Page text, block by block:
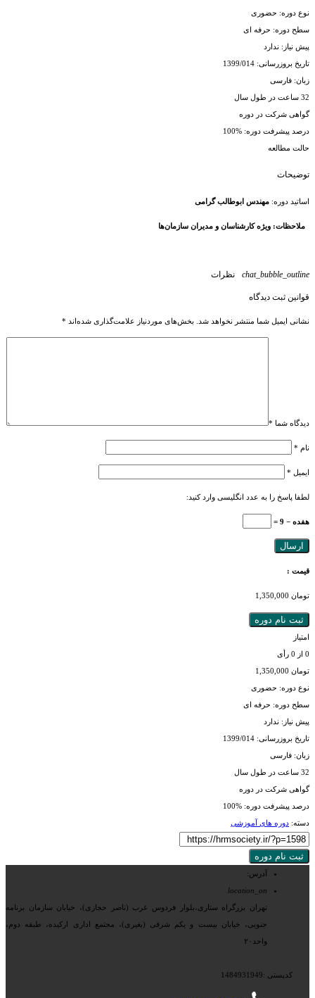
نوع دوره: حضوری
سطح دوره: حرفه ای
پیش نیاز: ندارد
تاریخ بروزرسانی: 1399/014
زبان: فارسی
32 ساعت در طول سال
گواهی شرکت در دوره
درصد پیشرفت دوره: %100
حالت مطالعه
توضیحات
اساتید دوره: مهندس ابوطالب گرامی
ملاحظات: ویژه کارشناسان و مدیران سازمان‌ها
chat_bubble_outline نظرات
قوانین ثبت دیدگاه
نشانی ایمیل شما منتشر نخواهد شد. بخش‌های موردنیاز علامت‌گذاری شده‌اند *
دیدگاه شما *
نام *
ایمیل *
لطفا پاسخ را به عدد انگلیسی وارد کنید:
هفده − 9 =
قیمت :
تومان
ثبت نام دوره
امتیاز
0 از 0 رأی
تومان
نوع دوره: حضوری
سطح دوره: حرفه ای
پیش نیاز: ندارد
تاریخ بروزرسانی: 1399/014
زبان: فارسی
32 ساعت در طول سال
گواهی شرکت در دوره
درصد پیشرفت دوره: %100
دسته: دوره های آموزشی
ثبت نام دوره
آدرس:
location_on
تهران بزرگراه ستاری،بلوار فردوس غرب (ناصر حجازی)، خیابان سازمان برنامه
جنوبی، خیابان بیست و یکم شرقی (بغیری)، مجتمع اداری ارکیده، طبقه دوم،
واحد۲۰
کدپستی :1484931949